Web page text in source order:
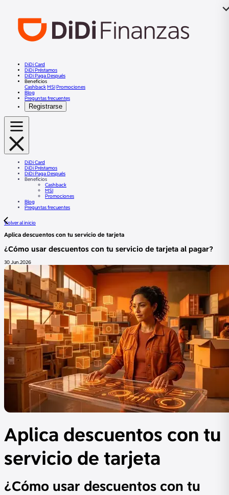
DiDi Card
DiDi Préstamos
DiDi Paga Después
Beneficios
CashbackMSIPromociones
Blog
Preguntas frecuentes
Registrarse
DiDi Card
DiDi Préstamos
DiDi Paga Después
Beneficios
Cashback
MSI
Promociones
Blog
Preguntas frecuentes
Volver al inicio
Aplica descuentos con tu servicio de tarjeta
¿Cómo usar descuentos con tu servicio de tarjeta al pagar?
30 Jun.2026
Aplica descuentos con tu
servicio de tarjeta
¿Cómo usar descuentos con tu